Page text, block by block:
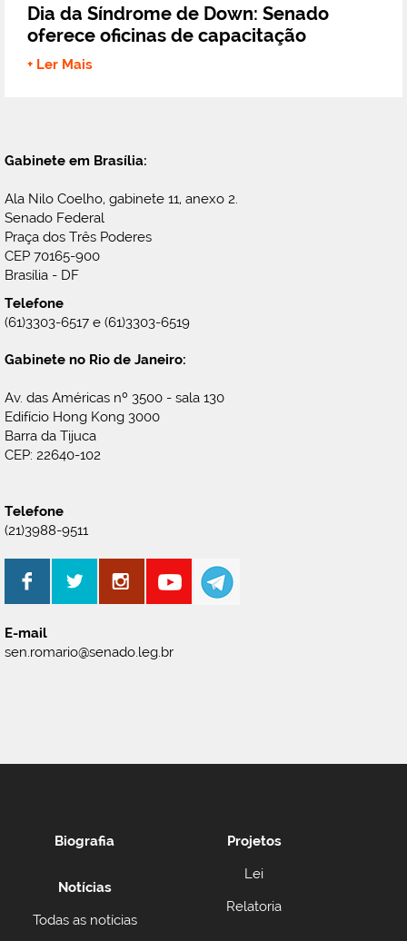
Dia da Síndrome de Down: Senado
oferece oficinas de capacitação
+ Ler Mais
Gabinete em Brasília:
Ala Nilo Coelho, gabinete 11, anexo 2.
Senado Federal
Praça dos Três Poderes
CEP 70165-900
Brasília - DF
Telefone
(61)3303-6517 e (61)3303-6519
Gabinete no Rio de Janeiro:
Av. das Américas nº 3500 - sala 130
Edifício Hong Kong 3000
Barra da Tijuca
CEP: 22640-102
Telefone
(21)3988-9511
E-mail
sen.romario@senado.leg.br
Biografia
Notícias
Todas as notícias
Projetos
Lei
Relatoria